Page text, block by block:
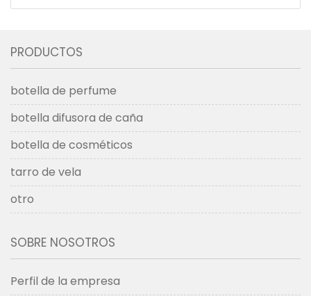
PRODUCTOS
botella de perfume
botella difusora de caña
botella de cosméticos
tarro de vela
otro
SOBRE NOSOTROS
Perfil de la empresa